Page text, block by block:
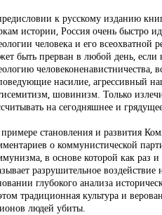
к русскому изданию
истории, Россия очень быстро
человека и его всеохватной
быть прерван в любой день, если
человеконенавистничества,
насилие, агрессивный
шовинизм. Только
на сегодняшнее и
становления и развития
о коммунистической
в основе которой как раз
разрушительное
глубокого анализа
традиционная культура и
людей убиты.